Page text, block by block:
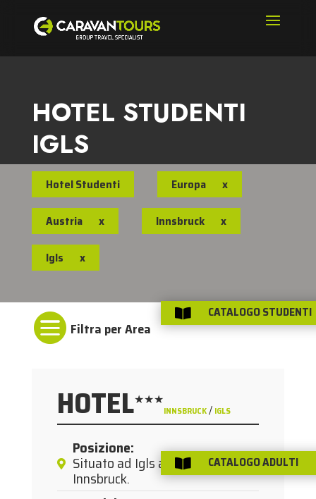
HOTEL STUDENTI
IGLS
Hotel Studenti Europa x
Austria x Innsbruck x
Igls x

HOTEL★★★
INNSBRUCK/ IGLS
Posizione:
Situato ad Igls a circa 4 km dal
Innsbruck.
 CATALOGO STUDENTI
 CATALOGO ADULTI